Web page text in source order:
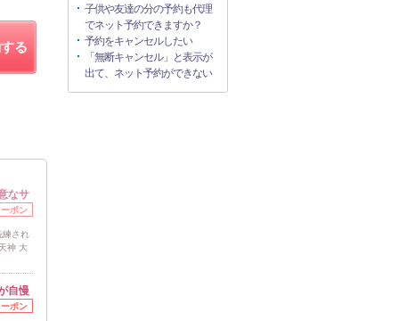
る
なサ
ポン
され
神 大
自慢
ポン
子供や友達の分の予約も代理
でネット予約できますか？
予約をキャンセルしたい
「無断キャンセル」と表示が
出て、ネット予約ができない